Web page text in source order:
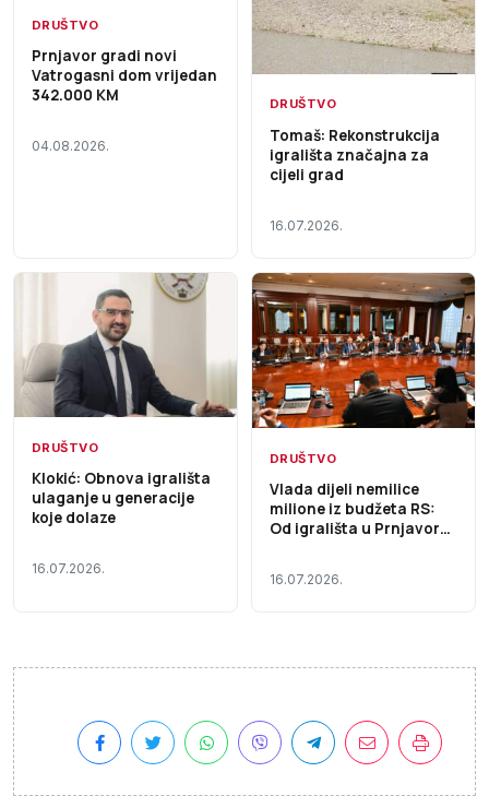
DRUŠTVO
Prnjavor gradi novi
Vatrogasni dom vrijedan
342.000 KM
04.08.2026.
DRUŠTVO
Tomaš: Rekonstrukcija
igrališta značajna za
cijeli grad
16.07.2026.
DRUŠTVO
Klokić: Obnova igrališta
ulaganje u generacije
koje dolaze
16.07.2026.
DRUŠTVO
Vlada dijeli nemilice
milione iz budžeta RS:
Od igrališta u Prnjavoru
Novom Goraždu
16.07.2026.